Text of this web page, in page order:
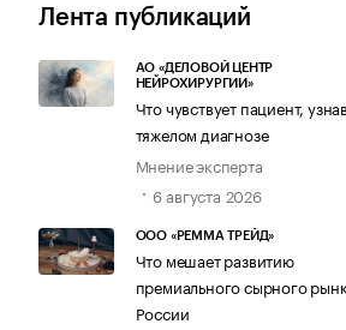
Технологии и медиа
Лента публикаций
АО «ДЕЛОВОЙ ЦЕНТР
НЕЙРОХИРУРГИИ»
Что чувствует пациент,
тяжелом диагнозе
Мнение эксперта
6 августа 2026
ООО «РЕММА ТРЕЙД»
Что мешает развитию
премиального сырного
России